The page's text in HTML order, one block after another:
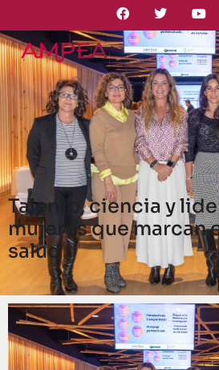
Talento, ciencia y
mujeres que marcan
salud